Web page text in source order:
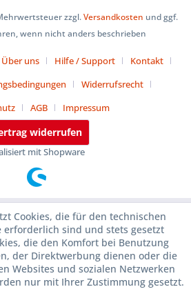
zzgl.Versandkosten und ggf.
wenn nicht anders beschrieben
Über uns Hilfe / Support
Kontakt
Widerrufsrecht
AGB Impressum
widerrufen
mit Shopware
Cookies, die für den technischen
erforderlich sind und stets gesetzt
die den Komfort bei Benutzung
der Direktwerbung dienen oder die
Websites und sozialen Netzwerken
nur mit Ihrer Zustimmung gesetzt.